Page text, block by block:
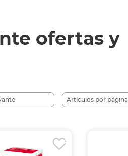
ofertas y
Artículos por página